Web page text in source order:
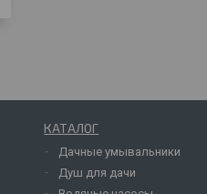
КАТАЛОГ
Дачные умывальники
Душ для дачи